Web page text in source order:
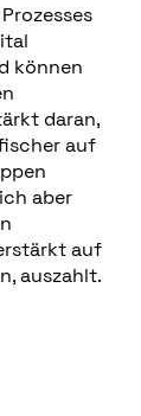
können
daran,
auf
aber
auf
auszahlt.